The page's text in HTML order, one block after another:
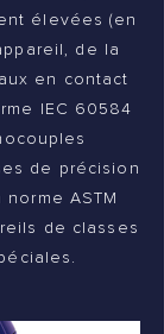
élevées (en
de la
en contact
IEC 60584
de précision
ASTM
de classes